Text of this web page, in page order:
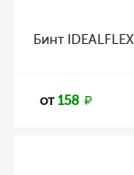
Бинт
от158